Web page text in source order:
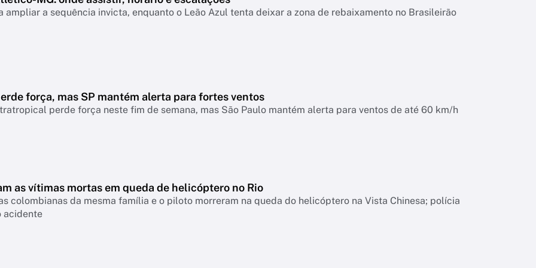
ampliar a sequência invicta, enquanto o Leão Azul tenta deixar a zona de rebaixamento no Brasileirão
força, mas SP mantém alerta para fortes ventos
perde força neste fim de semana, mas São Paulo mantém alerta para ventos de até 60 km/h
as vítimas mortas em queda de helicóptero no Rio
colombianas da mesma família e o piloto morreram na queda do helicóptero na Vista Chinesa; polícia
acidente